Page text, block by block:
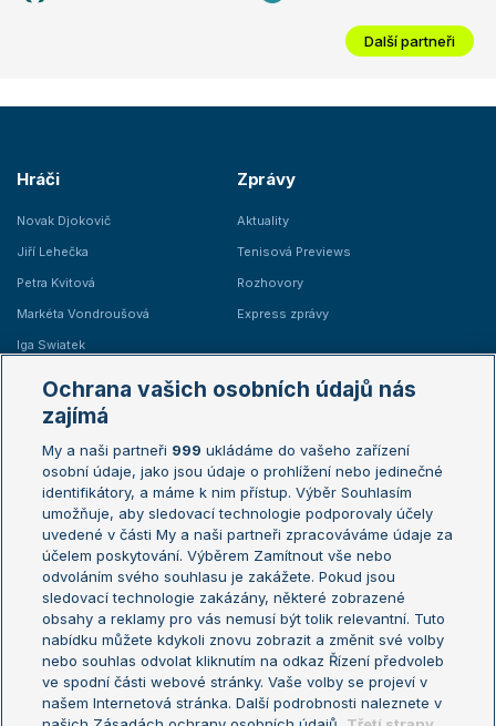
Další partneři
Hráči
Novak Djokovič
Jiří Lehečka
Petra Kvitová
Markéta Vondroušová
Iga Swiatek
Zprávy
Aktuality
Tenisová Previews
Rozhovory
Express zprávy
Žebříčky
Žebříček ATP (muži)
Žebříček WTA (ženy)
Sázkařský žebříček
Australian Open
French Open
Wimbledon
US Open
Turnaj mistrů
Turnaj mistryň
Aktualní trendy
Fotbalové přestupy
Livesport Daily
Ochrana vašich osobních údajů nás
zajímá
My a naši partneři 999 ukládáme do vašeho zařízení
osobní údaje, jako jsou údaje o prohlížení nebo jedinečné
identifikátory, a máme k nim přístup. Výběr Souhlasím
umožňuje, aby sledovací technologie podporovaly účely
uvedené v části My a naši partneři zpracováváme údaje za
účelem poskytování. Výběrem Zamítnout vše nebo
odvoláním svého souhlasu je zakážete. Pokud jsou
sledovací technologie zakázány, některé zobrazené
obsahy a reklamy pro vás nemusí být tolik relevantní. Tuto
nabídku můžete kdykoli znovu zobrazit a změnit své volby
nebo souhlas odvolat kliknutím na odkaz Řízení předvoleb
ve spodní části webové stránky. Vaše volby se projeví v
našem Internetová stránka. Další podrobnosti naleznete v